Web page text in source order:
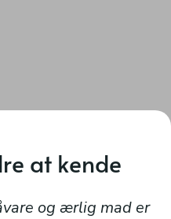
at kende
og ærlig mad er